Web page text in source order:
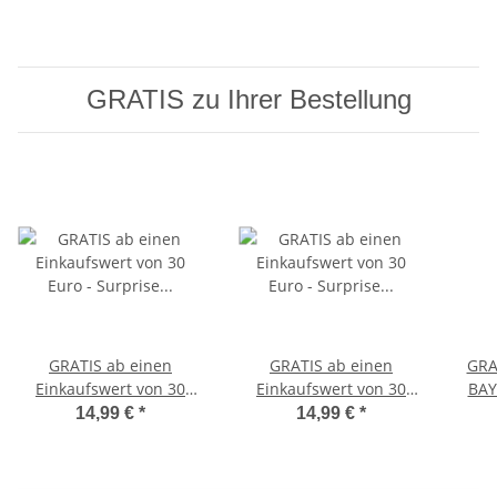
GRATIS zu Ihrer Bestellung
GRATIS ab einen
Einkaufswert von 30
Euro - Surprise für Boys
14,99 € *
GRATIS ab einen
Einkaufswert von 30
Euro - Surprise für Girls
14,99 € *